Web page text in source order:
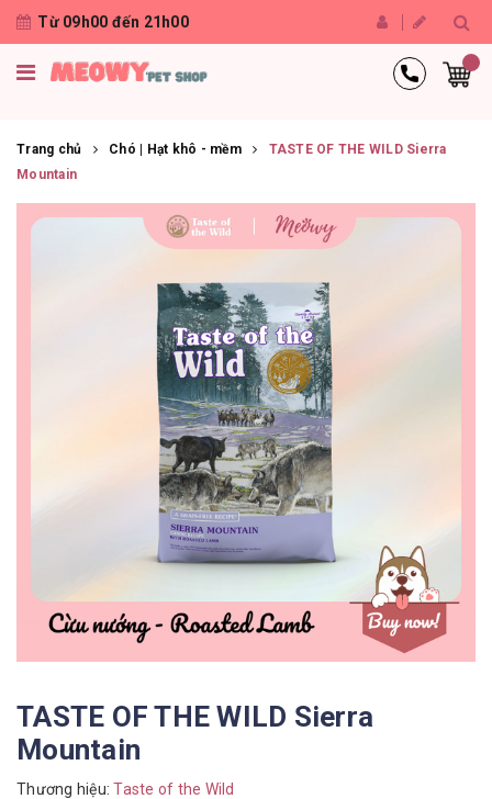
Từ 09h00 đến 21h00
Trang chủ Chó | Hạt khô - mềm
TASTE OF THE WILD Sierra
Mountain
TASTE OF THE WILD Sierra
Mountain
Thương hiệu: Taste of the Wild